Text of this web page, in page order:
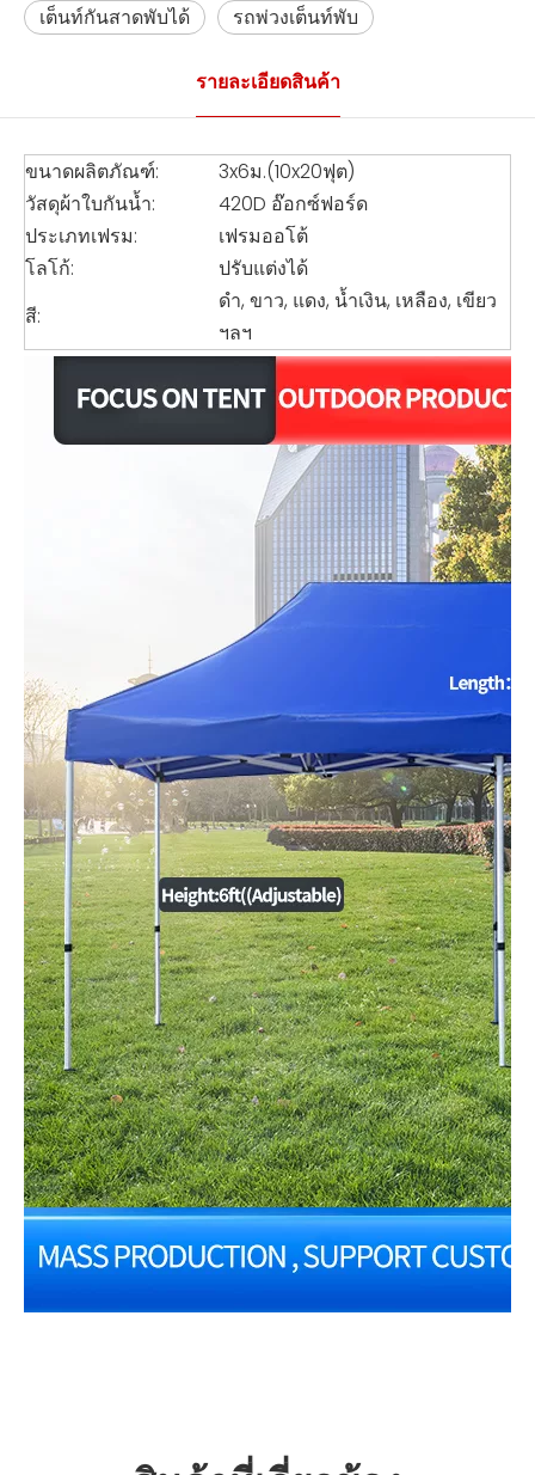
เต็นท์กันสาดพับได้
รถพ่วงเต็นท์พับ
รายละเอียดสินค้า
ขนาดผลิตภัณฑ์:
3x6ม.(10x20ฟุต)
วัสดุผ้าใบกันน้ำ:
420D อ๊อกซ์ฟอร์ด
ประเภทเฟรม:
เฟรมออโต้
โลโก้:
ปรับแต่งได้
สี:
ดำ, ขาว, แดง, น้ำเงิน, เหลือง, เขียว
ฯลฯ